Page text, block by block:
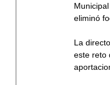
eliminó
La
este reto